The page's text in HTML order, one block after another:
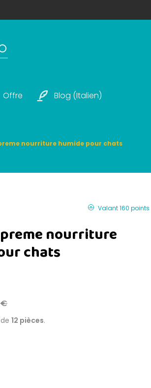
Offre Blog (italien)
nourriture humide pour chats
Valant 160 points
nourriture
chats
€
12 pièces.